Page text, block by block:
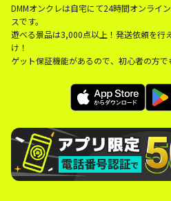
DMMオンクレは自宅にて24時間オンライ
スです。
遊べる景品は3,000点以上！発送依頼を行
け！
ゲット保証機能があるので、初心者の方で